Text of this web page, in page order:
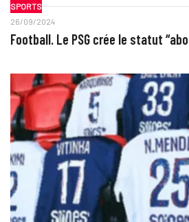
SPORTS
26/09/2024
Football. Le PSG crée le statut